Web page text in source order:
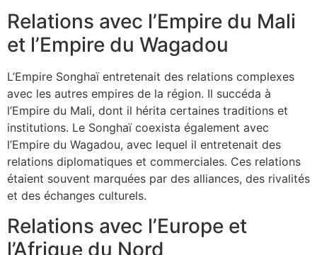
Relations avec l’Empire du Mali
et l’Empire du Wagadou
L’Empire Songhaï entretenait des relations complexes
avec les autres empires de la région. Il succéda à
l’Empire du Mali, dont il hérita certaines traditions et
institutions. Le Songhaï coexista également avec
l’Empire du Wagadou, avec lequel il entretenait des
relations diplomatiques et commerciales. Ces relations
étaient souvent marquées par des alliances, des rivalités
et des échanges culturels.
Relations avec l’Europe et
l’Afrique du Nord